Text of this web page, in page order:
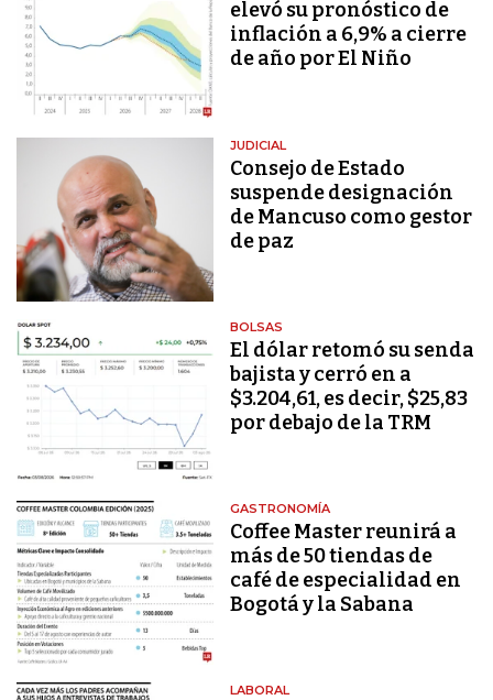
elevó su pronóstico de
inflación a 6,9% a cierre
de año por El Niño
JUDICIAL
Consejo de Estado
suspende designación
de Mancuso como gestor
de paz
BOLSAS
El dólar retomó su senda
bajista y cerró en a
$3.204,61, es decir, $25,83
por debajo de la TRM
GASTRONOMÍA
Coffee Master reunirá a
más de 50 tiendas de
café de especialidad en
Bogotá y la Sabana
LABORAL